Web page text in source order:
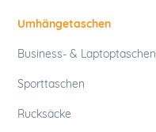
Umhängetaschen
Business- & Laptoptaschen
Sporttaschen
Rucksäcke